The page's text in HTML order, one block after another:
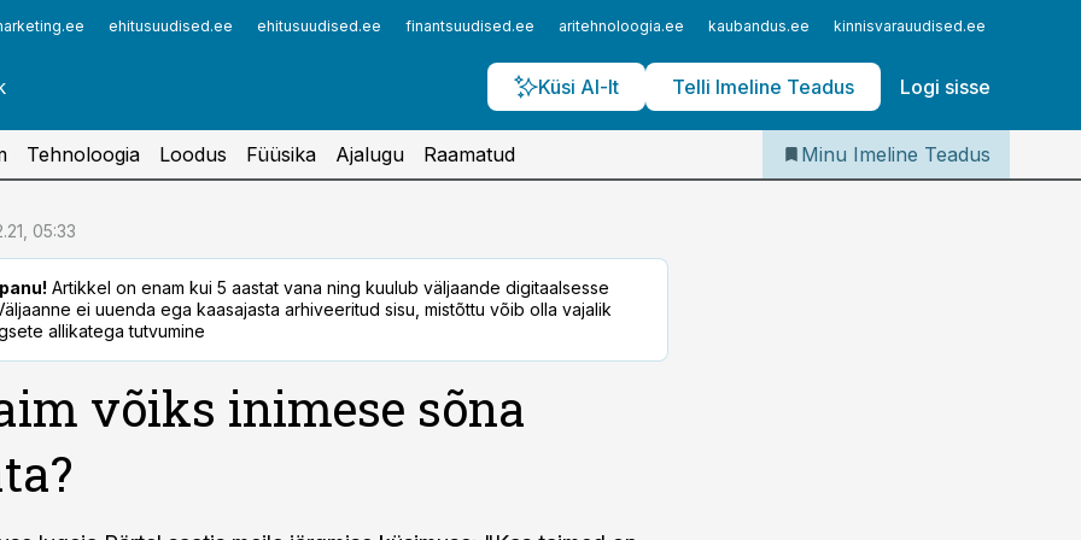
ehitusuudised.ee ehitusuudised.ee finantsuudised.ee aritehnoloogia.ee kaubandus.ee kinnisvarauudised.ee
Küsi AI-lt Telli Imeline Teadus Logi sisse
Iseteenindus
Telli Imeline Teadus
Tehnoloogia Loodus Füüsika Ajalugu Raamatud Minu Imeline Teadus
05:33
Artikkel on enam kui 5 aastat vana ning kuulub väljaande digitaalsesse
ei uuenda ega kaasajasta arhiveeritud sisu, mistõttu võib olla vajalik
allikatega tutvumine
võiks inimese sõna